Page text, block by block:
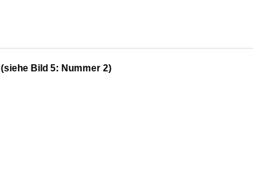
(siehe Bild 5: Nummer 2)